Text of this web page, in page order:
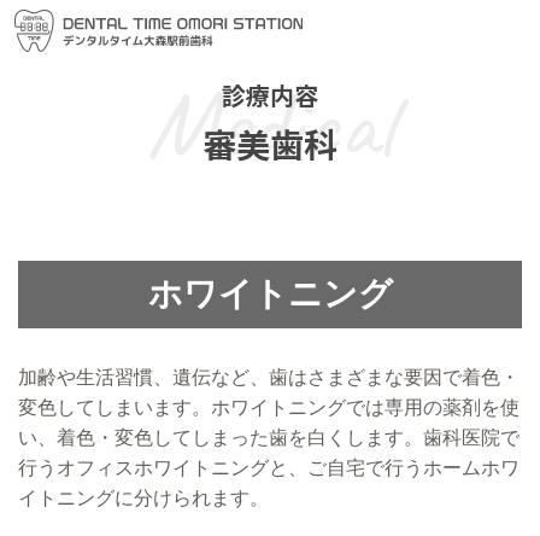
Medical
診療内容
審美歯科
ホワイトニング
加齢や生活習慣、遺伝など、歯はさまざまな要因で着色・
変色してしまいます。ホワイトニングでは専用の薬剤を使
い、着色・変色してしまった歯を白くします。歯科医院で
行うオフィスホワイトニングと、ご自宅で行うホームホワ
イトニングに分けられます。